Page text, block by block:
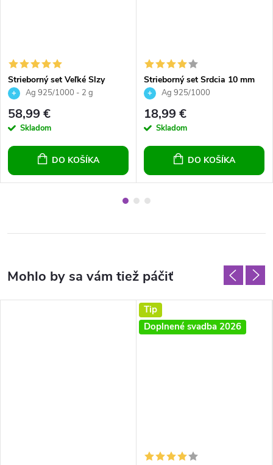
Strieborný set Veľké Slzy
Crystal Vitrail Light
Ag 925/1000 - 2 g
58,99 €
Skladom
DO KOŠÍKA
Strieborný set Srdcia 10 mm
2166Ag 925/1000
18,99 €
Skladom
DO KOŠÍKA
Tip
Doplnené svadba 2026